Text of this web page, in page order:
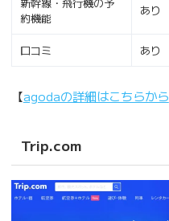
約機能
あり
口コミ あり
【agodaの詳細はこちらから
Trip.com